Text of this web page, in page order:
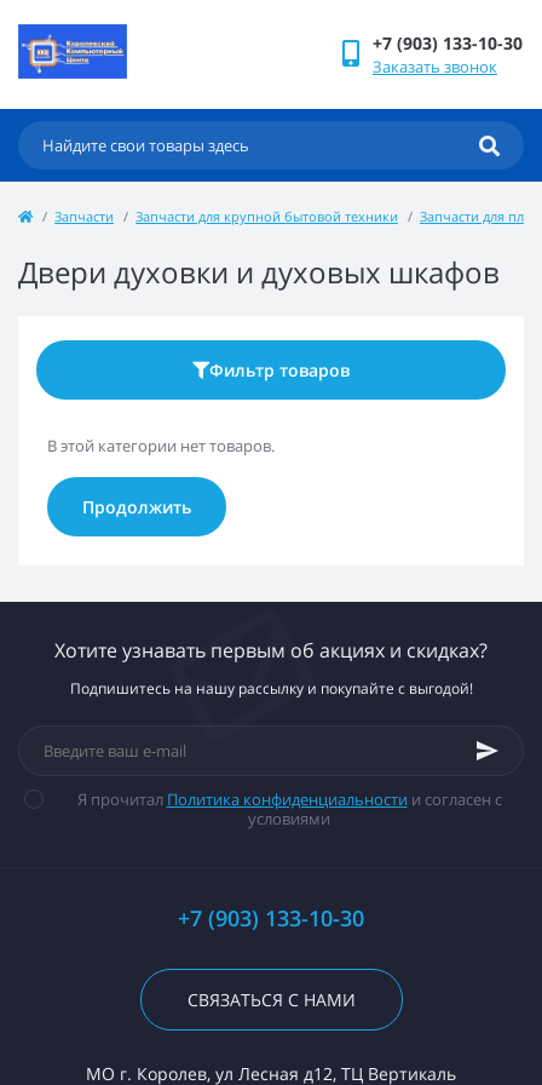
+7 (903) 133-10-30
Заказать звонок
Запчасти Запчасти для крупной бытовой техники Запчасти для
Двери духовки и духовых шкафов
Фильтр товаров
В этой категории нет товаров.
Продолжить
Хотите узнавать первым об акциях и скидках?
Подпишитесь на нашу рассылку и покупайте с выгодой!
Я прочитал Политика конфиденциальности и согласен с
условиями
+7 (903) 133-10-30
СВЯЗАТЬСЯ С НАМИ
МО г. Королев, ул Лесная д12, ТЦ Вертикаль